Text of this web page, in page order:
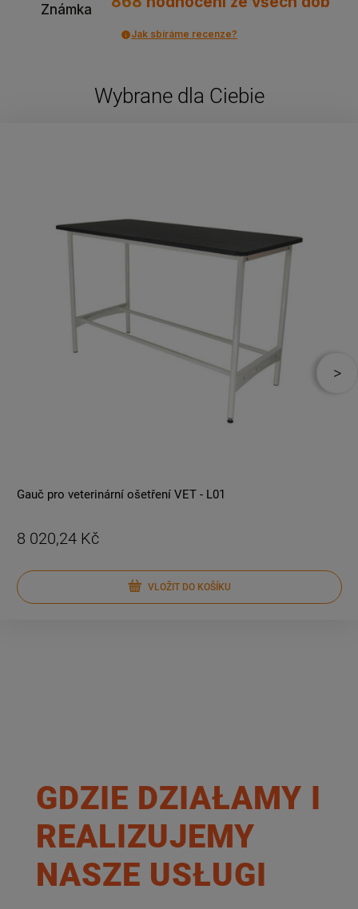
Známka
Jak sbíráme recenze?
Wybrane dla Ciebie
Gauč pro veterinární ošetření VET - L01
8 020,24 Kč
VLOŽIT DO KOŠÍKU
GDZIE DZIAŁAMY I
REALIZUJEMY
NASZE USŁUGI